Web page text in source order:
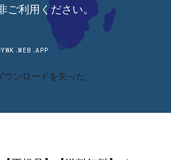
ご利用ください。
ウンロードを失った